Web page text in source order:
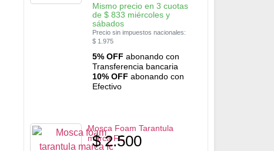
Mismo precio en 3 cuotas
de $833 miércoles y
sábados
Precio sin impuestos nacionales:
$1.975
5% OFF abonando con
Transferencia bancaria
10% OFF abonando con
Efectivo
Mosca Foam Tarantula
marca FC
$2.500